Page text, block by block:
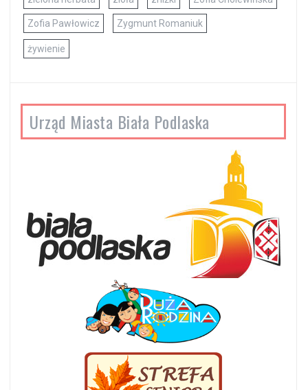
Zofia Pawłowicz Zygmunt Romaniuk
żywienie
Urząd Miasta Biała Podlaska